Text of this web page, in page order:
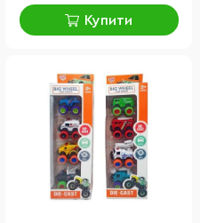
Купити